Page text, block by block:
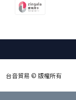
台音貿易 © 版權所有